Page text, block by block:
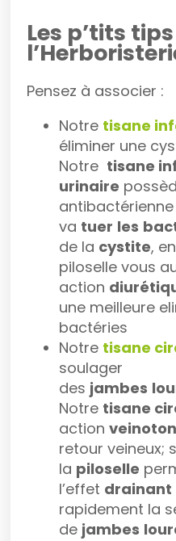
Les p’tits
Pensez à associer :
Notre tisane
éliminer une
Notre tisane
urinaire
va tuer les
de la cystite,
piloselle vous
action
une meilleure
bactéries
Notre tisane
soulager
des jambes
Notre tisane
action
retour veineux;
la piloselle
l’effet drainant
rapidement la
de jambes